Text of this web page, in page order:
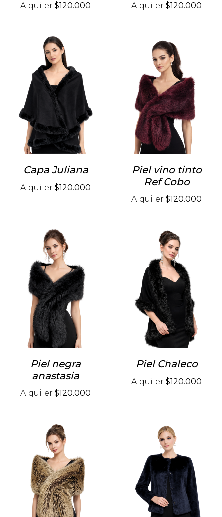
Alquiler $120.000 Alquiler $120.000
Capa Juliana
Alquiler $120.000
Piel vino tinto
Ref Cobo
Alquiler $120.000
Piel negra
anastasia
Alquiler $120.000
Piel Chaleco
Alquiler $120.000